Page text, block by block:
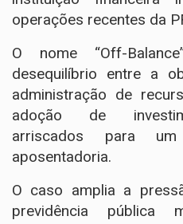
operações recentes da
O nome “Off-
desequilíbrio entre a
administração de
adoção de
arriscados para
aposentadoria.
O caso amplia a
previdência pública